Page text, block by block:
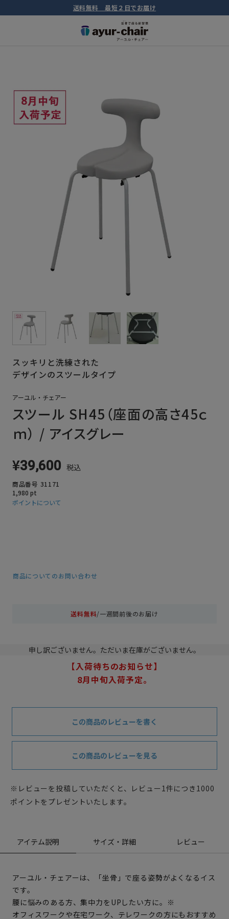
送料無料 最短２日でお届け
スッキリと洗練された
デザインのスツールタイプ
アーユル・チェアー
スツール SH45（座面の高さ45ｃ
ｍ） / アイスグレー
¥39,600 税込
商品番号 31171
1,980 pt
ポイントについて
商品についてのお問い合わせ
送料無料/一週間前後のお届け
申し訳ございません。ただいま在庫がございません。
【入荷待ちのお知らせ】
8月中旬入荷予定。
この商品のレビューを書く
この商品のレビューを見る
※レビューを投稿していただくと、レビュー1件につき1000
ポイントをプレゼントいたします。
アイテム説明 サイズ・詳細 レビュー
アーユル・チェアーは、「坐骨」で座る姿勢がよくなるイス
です。
腰に悩みのある方、集中力をUPしたい方に。※
オフィスワークや在宅ワーク、テレワークの方にもおすすめ